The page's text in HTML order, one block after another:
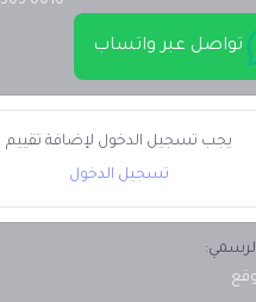
تواصل عبر واتساب
يجب تسجيل الدخول لإضافة تقييم
تسجيل الدخول